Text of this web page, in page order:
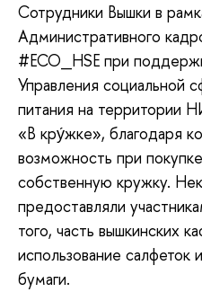
Сотрудники Вышки в
Административного
#ECO_HSE при
Управления социальной
питания на территории
«В кру́жке», благодаря
возможность при
собственную кружку.
предоставляли
того, часть вышкинских
использование салфеток
бумаги.